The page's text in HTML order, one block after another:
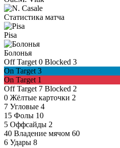
Статистика матча
Pisa
Болонья
Off Target 0 Blocked 3
On Target 3
On Target 1
Off Target 7 Blocked 2
0 Жёлтые карточки 2
7 Угловые 4
15 Фолы 10
5 Оффсайды 2
40 Владение мячом 60
6 Удары 8